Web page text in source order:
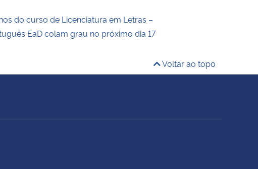
do curso de Licenciatura em Letras –
EaD colam grau no próximo dia 17
Voltar ao topo